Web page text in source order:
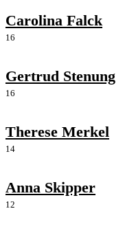
Carolina Falck
16
Gertrud Stenung
16
Therese Merkel
14
Anna Skipper
12